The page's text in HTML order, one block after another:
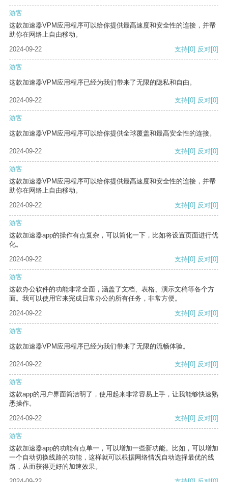
游客
这款加速器VPM应用程序可以给你提供最高速度和安全性的连接，并帮
助你在网络上自由移动。
2024-09-22
支持[0] 反对[0]
游客
这款加速器VPM应用程序已经为我们带来了无限的隐私和自由。
2024-09-22 支持[0] 反对[0]
游客
这款加速器VPM应用程序可以给你提供全球覆盖和最高安全性的连接。
2024-09-22 支持[0] 反对[0]
游客
这款加速器VPM应用程序可以给你提供最高速度和安全性的连接，并帮
助你在网络上自由移动。
2024-09-22
支持[0] 反对[0]
游客
这款加速器app的操作有点复杂，可以简化一下，比如将设置页面进行优
化。
2024-09-22
支持[0] 反对[0]
游客
这款办公软件的功能非常全面，涵盖了文档、表格、演示文稿等各个方
面。我可以使用它来完成日常办公的所有任务，非常方便。
2024-09-22
支持[0] 反对[0]
游客
这款加速器VPM应用程序已经为我们带来了无限的流畅体验。
2024-09-22 支持[0] 反对[0]
游客
这款app的用户界面简洁明了，使用起来非常容易上手，让我能够快速熟
悉操作。
2024-09-22
支持[0] 反对[0]
游客
这款加速器app的功能有点单一，可以增加一些新功能。比如，可以增加
一个自动切换线路的功能，这样就可以根据网络情况自动选择最优的线
路，从而获得更好的加速效果。